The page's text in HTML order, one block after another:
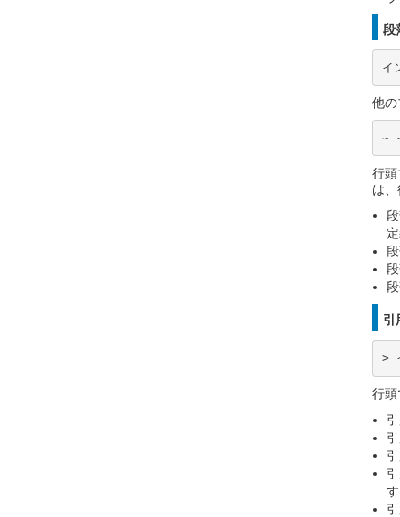
段
イ
他の
~
行頭
は、
引
>
行頭